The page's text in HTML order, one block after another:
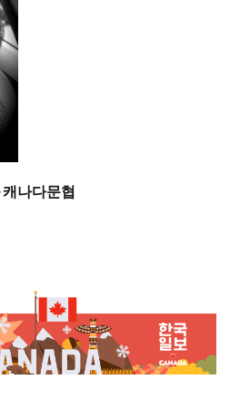
나다문협